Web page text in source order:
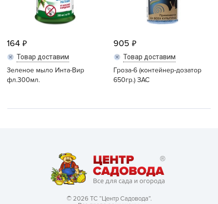
164
Товар доставим
Зеленое мыло Инта-Вир
фл.300мл.
905
Товар доставим
Гроза-6 (контейнер-дозатор
650гр.) ЗАС
© 2026 ТС “Центр Садовода”.